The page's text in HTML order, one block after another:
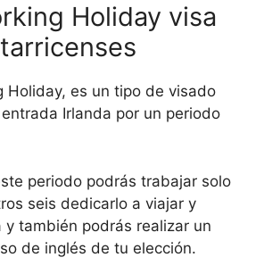
Holiday visa
Holiday, es un tipo de visado
Irlanda por un periodo
periodo podrás trabajar solo
seis dedicarlo a viajar y
y también podrás realizar un
de inglés de tu elección.